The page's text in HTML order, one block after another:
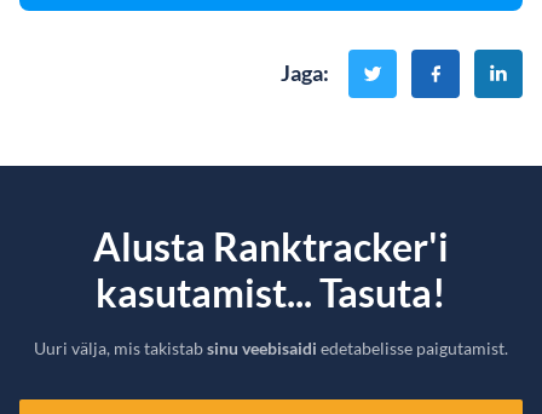
Jaga:
Alusta Ranktracker'i
kasutamist... Tasuta!
Uuri välja, mis takistabsinu veebisaidi edetabelisse paigutamist.